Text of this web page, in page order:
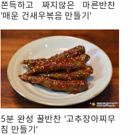
쫀득하고 짜지않은 마른반찬
'매운 건새우볶음 만들기'
5분 완성 꿀반찬 '고추장아찌무
침 만들기'